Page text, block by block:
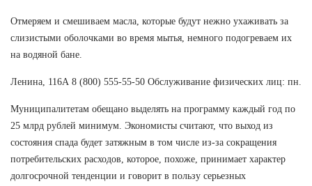
Отмеряем и смешиваем масла, которые будут нежно ухаживать за
слизистыми оболочками во время мытья, немного подогреваем их
на водяной бане.
Ленина, 116А 8 (800) 555-55-50 Обслуживание физических лиц: пн.
Муниципалитетам обещано выделять на программу каждый год по
25 млрд рублей минимум. Экономисты считают, что выход из
состояния спада будет затяжным в том числе из-за сокращения
потребительских расходов, которое, похоже, принимает характер
долгосрочной тенденции и говорит в пользу серьезных